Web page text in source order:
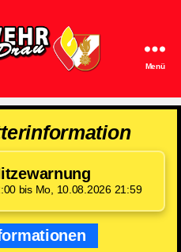
Spittal/Drau
Menü
bis Mo, 10.08.2026 21:59